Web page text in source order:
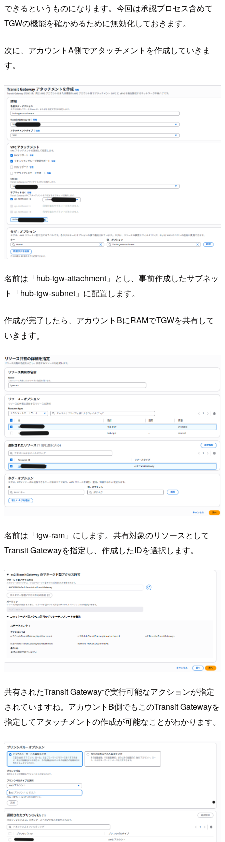
できるというものになります。今回は承認プロセス含めて
TGWの機能を確かめるために無効化しておきます。
次に、アカウントA側でアタッチメントを作成していきま
す。
名前は「hub-tgw-attachment」とし、事前作成したサブネッ
ト「hub-tgw-subnet」に配置します。
作成が完了したら、アカウントBにRAMでTGWを共有して
いきます。
名前は「tgw-ram」にします。共有対象のリソースとして
Transit Gatewayを指定し、作成したIDを選択します。
共有されたTransit Gatewayで実行可能なアクションが指定
されていますね。アカウントB側でもこのTransit Gatewayを
指定してアタッチメントの作成が可能なことがわかります。